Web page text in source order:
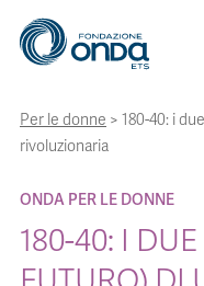
CHI SIAMO
CON CHI LAVORIAMO
STRUMENTI
Per le donne > 180-40: i
rivoluzionaria
ONDA PER LE DONNE
180-40: I